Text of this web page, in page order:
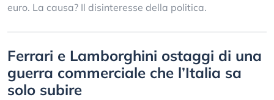
euro. La causa? Il disinteresse della politica.
Ferrari e Lamborghini ostaggi di una
guerra commerciale che l’Italia sa
solo subire